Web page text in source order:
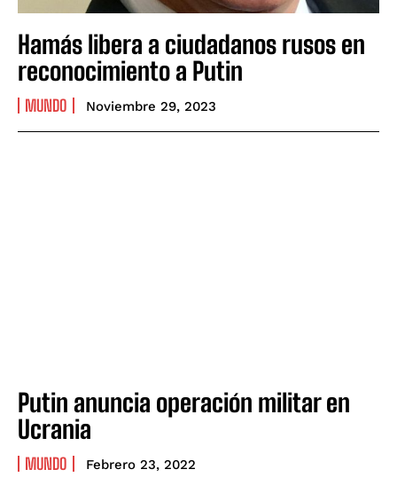
Hamás libera a ciudadanos rusos en
reconocimiento a Putin
MUNDO Noviembre 29, 2023
Putin anuncia operación militar en
Ucrania
MUNDO Febrero 23, 2022